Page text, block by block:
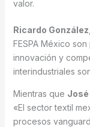
valor.
Ricardo González
FESPA México
innovación y
interindustriales
Mientras que José
«El sector textil
procesos